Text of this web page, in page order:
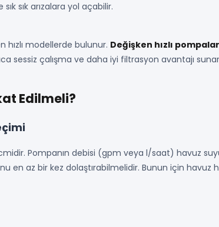
sık arızalara yol açabilir.
hızlı modellerde bulunur. Değişken hızlı pompalar
sessiz çalışma ve daha iyi filtrasyon avantajı
Edilmeli?
Pompanın debisi (gpm veya l/saat) havuz
en az bir kez dolaştırabilmelidir. Bunun için